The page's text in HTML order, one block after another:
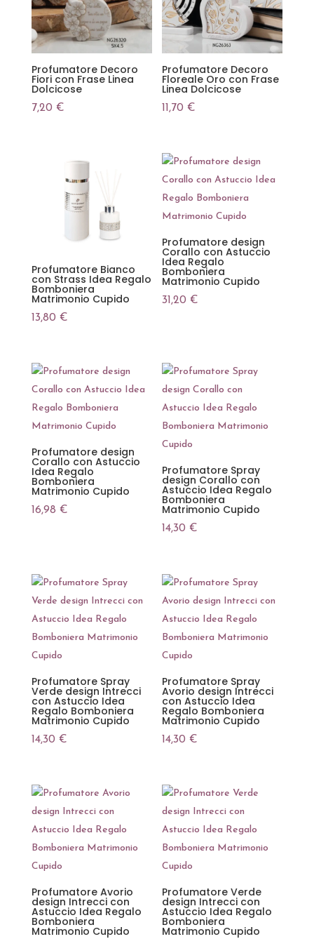
Profumatore Decoro
Fiori con Frase Linea
Dolcicose
7,20 €
Profumatore Decoro
Floreale Oro con Frase
Linea Dolcicose
11,70€
Profumatore Bianco
con Strass Idea Regalo
Bomboniera
Matrimonio Cupido
13,80 €
Profumatore design
Corallo con Astuccio
Idea Regalo
Bomboniera
Matrimonio Cupido
31,20€
Profumatore design
Corallo con Astuccio
Idea Regalo
Bomboniera
Matrimonio Cupido
16,98 €
Profumatore Spray
design Corallo con
Astuccio Idea Regalo
Bomboniera
Matrimonio Cupido
14,30€
Profumatore Spray
Verde design Intrecci
con Astuccio Idea
Regalo Bomboniera
Matrimonio Cupido
14,30 €
Profumatore Spray
Avorio design Intrecci
con Astuccio Idea
Regalo Bomboniera
Matrimonio Cupido
14,30€
Profumatore Avorio
design Intrecci con
Astuccio Idea Regalo
Bomboniera
Matrimonio Cupido
Profumatore Verde
design Intrecci con
Astuccio Idea Regalo
Bomboniera
Matrimonio Cupido